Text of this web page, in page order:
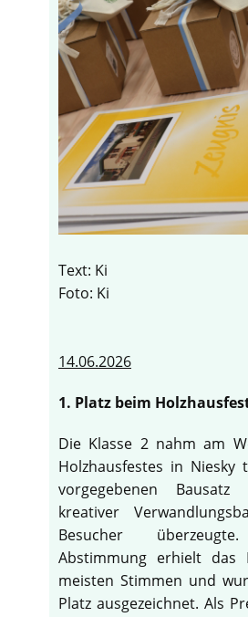
Text: Ki
Foto: Ki
14.06.2026
1. Platz beim
Die Klasse 2 nahm am
Holzhausfestes in Niesky
vorgegebenen
kreativer
Besucher
Abstimmung erhielt das
meisten Stimmen und
Platz ausgezeichnet. Als